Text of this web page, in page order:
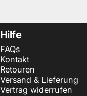
Hilfe
FAQs
Kontakt
Retouren
Versand & Lieferung
Vertrag widerrufen